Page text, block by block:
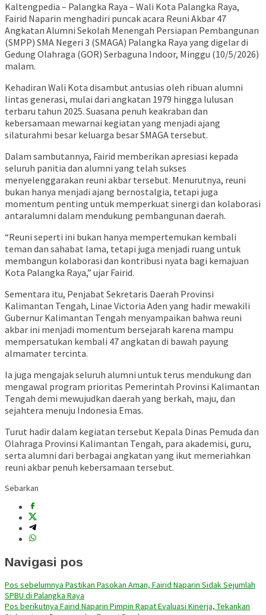
Kaltengpedia – Palangka Raya – Wali Kota Palangka Raya,
Fairid Naparin menghadiri puncak acara Reuni Akbar 47
Angkatan Alumni Sekolah Menengah Persiapan Pembangunan
(SMPP) SMA Negeri 3 (SMAGA) Palangka Raya yang digelar di
Gedung Olahraga (GOR) Serbaguna Indoor, Minggu (10/5/2026)
malam.
Kehadiran Wali Kota disambut antusias oleh ribuan alumni
lintas generasi, mulai dari angkatan 1979 hingga lulusan
terbaru tahun 2025. Suasana penuh keakraban dan
kebersamaan mewarnai kegiatan yang menjadi ajang
silaturahmi besar keluarga besar SMAGA tersebut.
Dalam sambutannya, Fairid memberikan apresiasi kepada
seluruh panitia dan alumni yang telah sukses
menyelenggarakan reuni akbar tersebut. Menurutnya, reuni
bukan hanya menjadi ajang bernostalgia, tetapi juga
momentum penting untuk memperkuat sinergi dan kolaborasi
antaralumni dalam mendukung pembangunan daerah.
“Reuni seperti ini bukan hanya mempertemukan kembali
teman dan sahabat lama, tetapi juga menjadi ruang untuk
membangun kolaborasi dan kontribusi nyata bagi kemajuan
Kota Palangka Raya,” ujar Fairid.
Sementara itu, Penjabat Sekretaris Daerah Provinsi
Kalimantan Tengah, Linae Victoria Aden yang hadir mewakili
Gubernur Kalimantan Tengah menyampaikan bahwa reuni
akbar ini menjadi momentum bersejarah karena mampu
mempersatukan kembali 47 angkatan di bawah payung
almamater tercinta.
Ia juga mengajak seluruh alumni untuk terus mendukung dan
mengawal program prioritas Pemerintah Provinsi Kalimantan
Tengah demi mewujudkan daerah yang berkah, maju, dan
sejahtera menuju Indonesia Emas.
Turut hadir dalam kegiatan tersebut Kepala Dinas Pemuda dan
Olahraga Provinsi Kalimantan Tengah, para akademisi, guru,
serta alumni dari berbagai angkatan yang ikut memeriahkan
reuni akbar penuh kebersamaan tersebut.
Sebarkan
Navigasi pos
Pos sebelumnya Pastikan Pasokan Aman, Fairid Naparin Sidak Sejumlah
SPBU di Palangka Raya
Pos berikutnya Fairid Naparin Pimpin Rapat Evaluasi Kinerja, Tekankan